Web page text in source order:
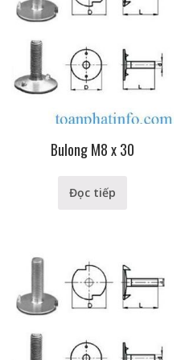
Bulong M8 x 30
Đọc tiếp